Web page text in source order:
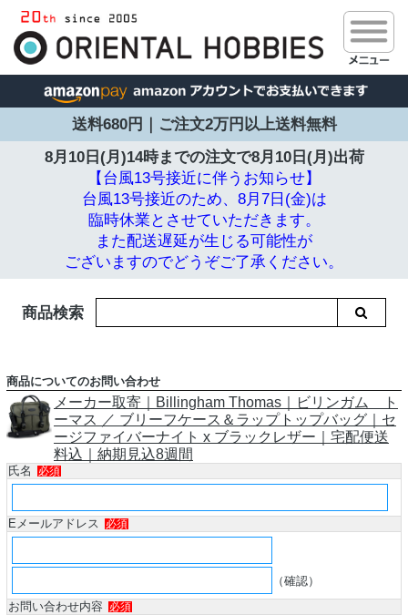
送料680円｜ご注文2万円以上送料無料
8月10日(月)14時までの注文で8月10日(月)出荷
【台風13号接近に伴うお知らせ】
台風13号接近のため、8月7日(金)は
臨時休業とさせていただきます。
また配送遅延が生じる可能性が
ございますのでどうぞご了承ください。
商品検索
商品についてのお問い合わせ
メーカー取寄｜Billingham Thomas｜ビリンガム ト
ーマス ／ ブリーフケース＆ラップトップバッグ｜セ
ージファイバーナイト x ブラックレザー｜宅配便送
料込｜納期見込8週間
氏名 必須
Eメールアドレス 必須
（確認）
お問い合わせ内容
必須